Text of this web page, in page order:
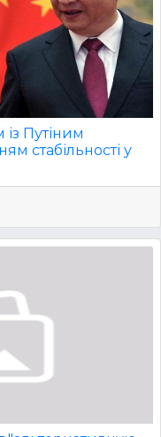
Путіним
стабільності у